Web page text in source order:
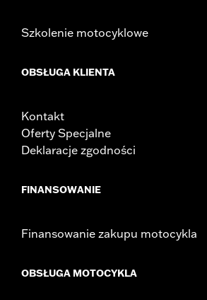
Szkolenie motocyklowe
OBSŁUGA KLIENTA
Kontakt
Oferty Specjalne
Deklaracje zgodności
FINANSOWANIE
Finansowanie zakupu motocykla
OBSŁUGA MOTOCYKLA